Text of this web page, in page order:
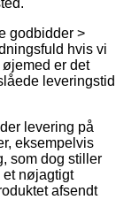
godbidder >
hvis vi
er det
leveringstid
levering på
eksempelvis
som dog stiller
et nøjagtigt
afsendt